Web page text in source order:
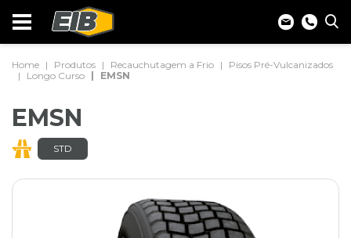
Home Produtos Recauchutagem a Frio
Pisos Pré-Vulcanizados
Longo Curso
EMSN
EMSN
STD